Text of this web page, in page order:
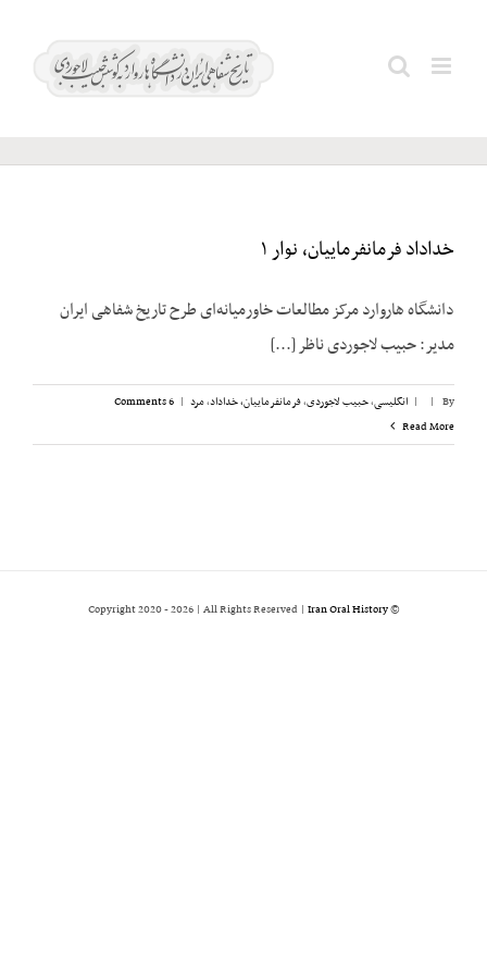
میلادی؛
خداداد فرمانفرماییان، نوار ۱
دانشگاه هاروارد مرکز مطالعات خاورمیانه‌ای طرح تاریخ شفاهی ایران
مدیر: حبیب لاجوردی ناظر [...]
By
|
| انگلیسی,حبیب لاجوردی,فرمانفرماییان، خداداد,مرد |
6 Comments
Read More
© Copyright 2020 -
2026 | All Rights Reserved | Iran Oral History